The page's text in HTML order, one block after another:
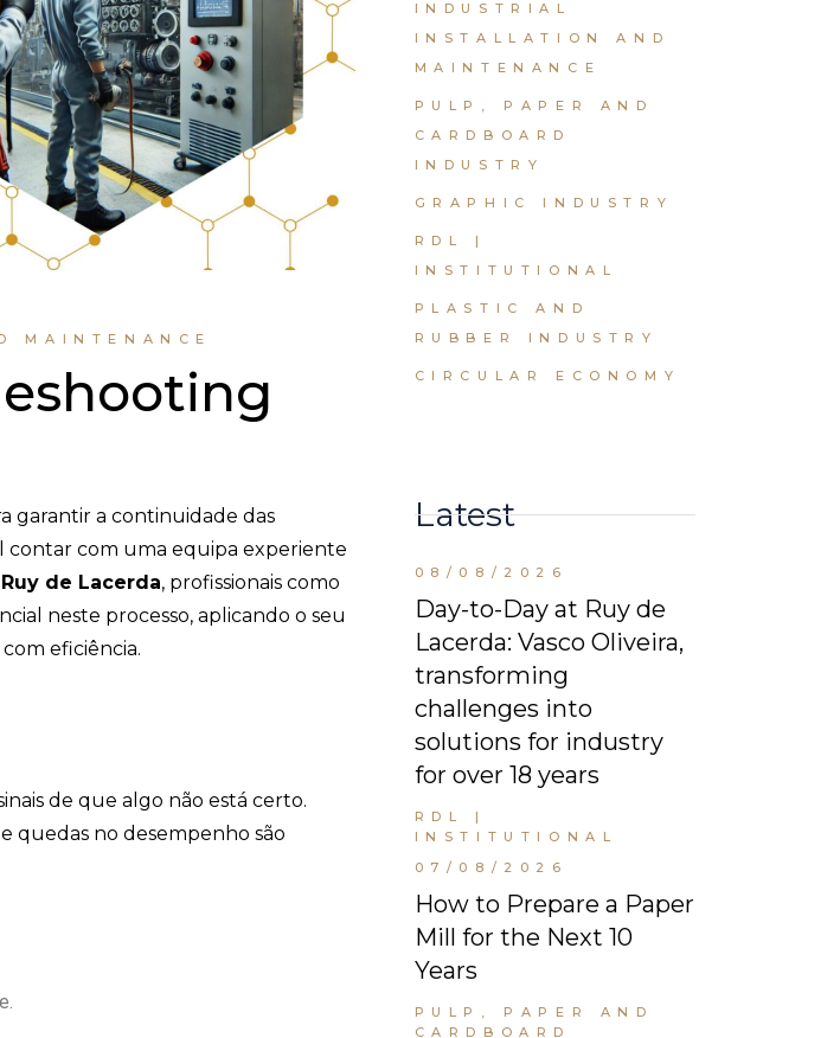
MAINTENANCE
garantir a continuidade das
contar com uma equipa experiente
Ruy de Lacerda, profissionais como
neste processo, aplicando o seu
eficiência.
de que algo não está certo.
quedas no desempenho são
INDUSTRIAL
INSTALLATION AND
MAINTENANCE
PULP, PAPER AND
CARDBOARD
INDUSTRY
GRAPHIC INDUSTRY
RDL |
INSTITUTIONAL
PLASTIC AND
RUBBER INDUSTRY
CIRCULAR ECONOMY
Latest
08/08/2026
Day-to-Day at Ruy de
Lacerda: Vasco Oliveira,
transforming
challenges into
solutions for industry
for over 18 years
RDL |
INSTITUTIONAL
07/08/2026
How to Prepare a Paper
Mill for the Next 10
Years
PULP, PAPER AND
CARDBOARD